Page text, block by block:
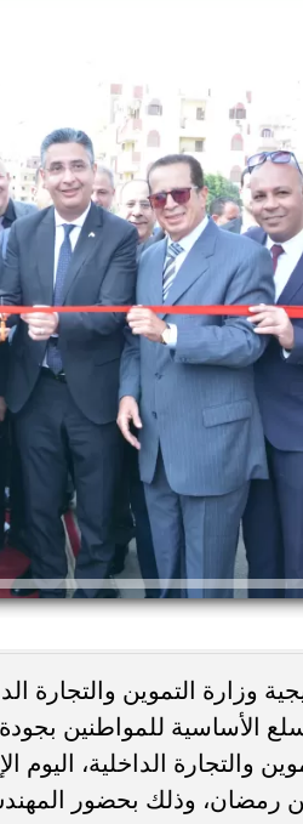
وزارة التموين والتجارة
الأساسية للمواطنين
رمضان، وذلك بحضور
مصر
السيسي يدعم ناشئات